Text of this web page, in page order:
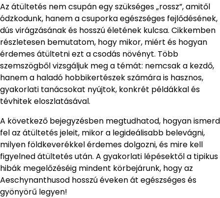
Az átültetés nem csupán egy szükséges „rossz”, amitől
ódzkodunk, hanem a csuporka egészséges fejlődésének,
dús virágzásának és hosszú életének kulcsa. Cikkemben
részletesen bemutatom, hogy mikor, miért és hogyan
érdemes átültetni ezt a csodás növényt. Több
szemszögből vizsgáljuk meg a témát: nemcsak a kezdő,
hanem a haladó hobbikertészek számára is hasznos,
gyakorlati tanácsokat nyújtok, konkrét példákkal és
tévhitek eloszlatásával.
A következő bejegyzésben megtudhatod, hogyan ismerd
fel az átültetés jeleit, mikor a legideálisabb belevágni,
milyen földkeverékkel érdemes dolgozni, és mire kell
figyelned átültetés után. A gyakorlati lépésektől a tipikus
hibák megelőzéséig mindent körbejárunk, hogy az
Aeschynanthusod hosszú éveken át egészséges és
gyönyörű legyen!